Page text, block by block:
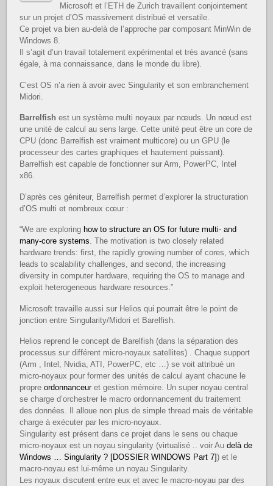
Microsoft et l’ETH de Zurich travaillent conjointement
sur un projet d’OS massivement distribué et versatile.
Ce projet va bien au-delà de l’approche par composant MinWin de
Windows 8.
Il s’agit d’un travail totalement expérimental et très avancé (sans
égale, à ma connaissance, dans le monde du libre).
C’est OS n’a rien à avoir avec Singularity et son embranchement
Midori.
Barrelfish est un système multi noyaux par nœuds. Un nœud est
une unité de calcul au sens large. Cette unité peut être un core de
CPU (donc Barrelfish est vraiment multicore) ou un GPU (le
processeur des cartes graphiques et hautement puissant).
Barrelfish est capable de fonctionner sur Arm, PowerPC, Intel
x86.
D’après ces géniteur, Barrelfish permet d’explorer la structuration
d’OS multi et nombreux cœur :
“We are exploring how to structure an OS for future multi- and
many-core systems. The motivation is two closely related
hardware trends: first, the rapidly growing number of cores, which
leads to scalability challenges, and second, the increasing
diversity in computer hardware, requiring the OS to manage and
exploit heterogeneous hardware resources.”
Microsoft travaille aussi sur Helios qui pourrait être le point de
jonction entre Singularity/Midori et Barelfish.
Helios reprend le concept de Barelfish (dans la séparation des
processus sur différent micro-noyaux satellites) . Chaque support
(Arm , Intel, Nvidia, ATI, PowerPC, etc …) se voit attribué un
micro-noyaux pour former des unités de calcul ayant chacune le
propreordonnanceuret gestion mémoire. Un super noyau central
se charge d’orchestrer le macro ordonnancement du traitement
des données. Il alloue non plus de simple thread mais de véritable
charge à exécuter par les micro-noyaux.
Singularity est présent dans ce projet dans le sens ou chaque
micro-noyaux est un noyau singularity (virtualisé .. voir Audelà de
Windows … Singularity ? [DOSSIER WINDOWS Part 7]) et le
macro-noyau est lui-même un noyau Singularity.
Les noyaux discutent entre eux et avec le macro-noyau par des